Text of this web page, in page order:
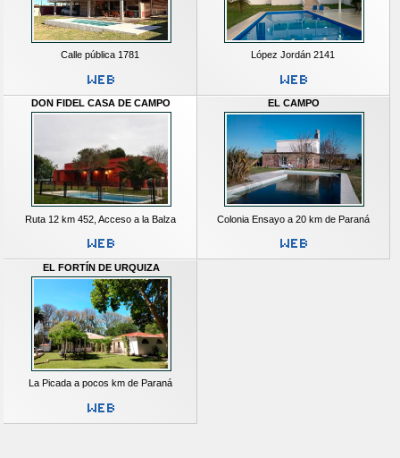
Calle pública 1781 López Jordán 2141
DON FIDEL CASA DE CAMPO
Ruta 12 km 452, Acceso a la Balza
EL CAMPO
Colonia Ensayo a 20 km de Paraná
EL FORTÍN DE URQUIZA
La Picada a pocos km de Paraná